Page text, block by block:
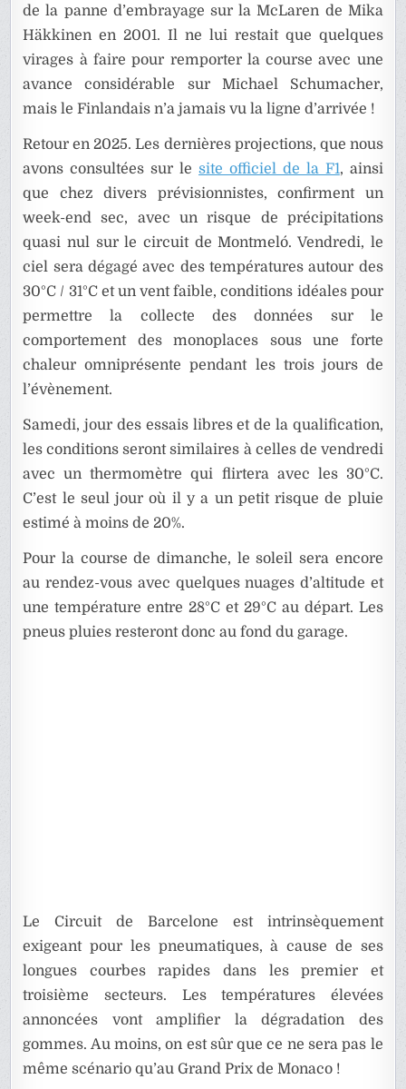
de la panne d’embrayage sur la McLaren de Mika
Häkkinen en 2001. Il ne lui restait que quelques
virages à faire pour remporter la course avec une
avance considérable sur Michael Schumacher,
mais le Finlandais n’a jamais vu la ligne d’arrivée !
Retour en 2025. Les dernières projections, que nous
avons consultées sur lesite officiel de la F1, ainsi
que chez divers prévisionnistes, confirment un
week-end sec, avec un risque de précipitations
quasi nul sur le circuit de Montmeló. Vendredi, le
ciel sera dégagé avec des températures autour des
30°C / 31°C et un vent faible, conditions idéales pour
permettre la collecte des données sur le
comportement des monoplaces sous une forte
chaleur omniprésente pendant les trois jours de
l’évènement.
Samedi, jour des essais libres et de la qualification,
les conditions seront similaires à celles de vendredi
avec un thermomètre qui flirtera avec les 30°C.
C’est le seul jour où il y a un petit risque de pluie
estimé à moins de 20%.
Pour la course de dimanche, le soleil sera encore
au rendez-vous avec quelques nuages d’altitude et
une température entre 28°C et 29°C au départ. Les
pneus pluies resteront donc au fond du garage.
Le Circuit de Barcelone est intrinsèquement
exigeant pour les pneumatiques, à cause de ses
longues courbes rapides dans les premier et
troisième secteurs. Les températures élevées
annoncées vont amplifier la dégradation des
gommes. Au moins, on est sûr que ce ne sera pas le
même scénario qu’au Grand Prix de Monaco !